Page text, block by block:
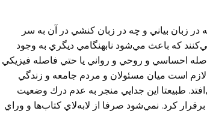
زبان بياني و چه در زبان کنشي در آن به سر
كه باعث مي‌شود نابهنگامي ديگري به وجود
احساسي و روحي و رواني يا حتي فاصله فيزيكي
لازم است ميان مسئولان و مردم جامعه و زندگي
طبيعتا اين جدايي منجر به عدم درك وضعيت
كرد. نمي‌شود صرفا از لابه‌لاي كتاب‌ها و وراي